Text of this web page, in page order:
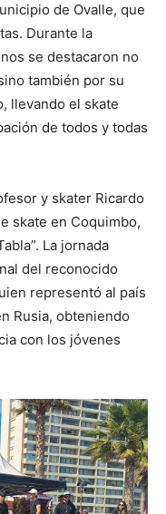
de Ovalle, que
Durante la
se destacaron no
también por su
llevando el skate
de todos y todas
y skater Ricardo
skate en Coquimbo,
La jornada
del reconocido
representó al país
Rusia, obteniendo
con los jóvenes